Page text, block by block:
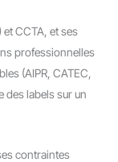
et CCTA, et ses
professionnelles
(AIPR, CATEC,
des labels sur un
contraintes